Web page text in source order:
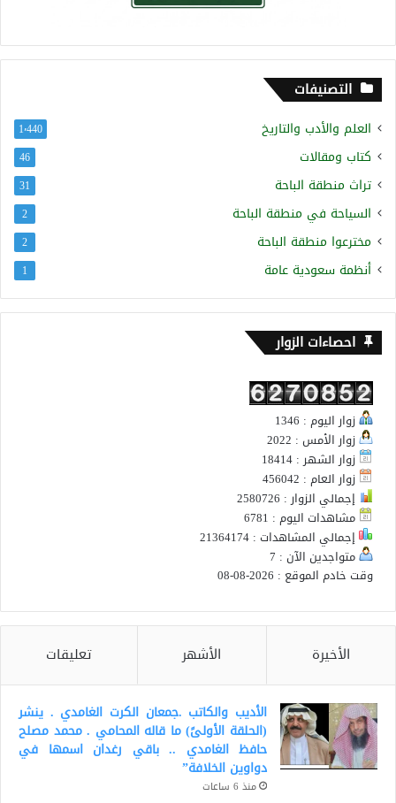
التصنيفات
العلم والأدب والتاريخ 1٬440
كتاب ومقالات 46
تراث منطقة الباحة 31
السياحة في منطقة الباحة 2
مخترعوا منطقة الباحة 2
أنظمة سعودية عامة 1
احصاءات الزوار
زوار اليوم : 1346
زوار الأمس : 2022
زوار الشهر : 18414
زوار العام : 456042
إجمالي الزوار : 2580726
مشاهدات اليوم : 6781
إجمالي المشاهدات : 21364174
متواجدين الآن : 7
وقت خادم الموقع : 2026-08-08
الأخيرة الأشهر تعليقات
الأديب والكاتب .جمعان الكرت الغامدي . ينشر
(الحلقة الأولىً) ما قاله المحامي . محمد مصلح
حافظ الغامدي .. باقي رغدان اسمها في
دواوين الخلافة”
منذ 6 ساعات